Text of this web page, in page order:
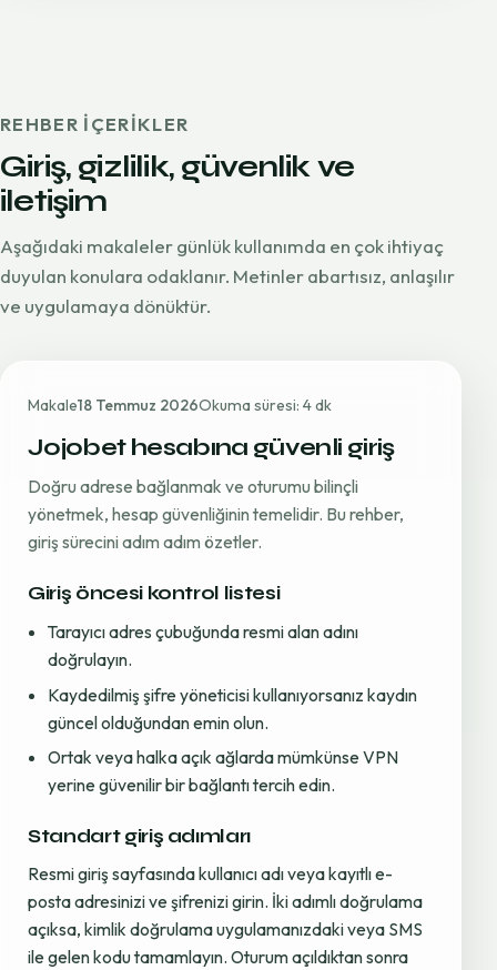
REHBER IÇERIKLER
Giriş, gizlilik, güvenlik ve
iletişim
Aşağıdaki makaleler günlük kullanımda en çok ihtiyaç
duyulan konulara odaklanır. Metinler abartısız, anlaşılır
ve uygulamaya dönüktür.
Makale18 Temmuz 2026Okuma süresi: 4 dk
Jojobet hesabına güvenli giriş
Doğru adrese bağlanmak ve oturumu bilinçli
yönetmek, hesap güvenliğinin temelidir. Bu rehber,
giriş sürecini adım adım özetler.
Giriş öncesi kontrol listesi
Tarayıcı adres çubuğunda resmi alan adını
doğrulayın.
Kaydedilmiş şifre yöneticisi kullanıyorsanız kaydın
güncel olduğundan emin olun.
Ortak veya halka açık ağlarda mümkünse VPN
yerine güvenilir bir bağlantı tercih edin.
Standart giriş adımları
Resmi giriş sayfasında kullanıcı adı veya kayıtlı e-
posta adresinizi ve şifrenizi girin. İki adımlı doğrulama
açıksa, kimlik doğrulama uygulamanızdaki veya SMS
ile gelen kodu tamamlayın. Oturum açıldıktan sonra